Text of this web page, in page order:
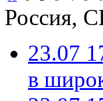
Россия,
23.07
в